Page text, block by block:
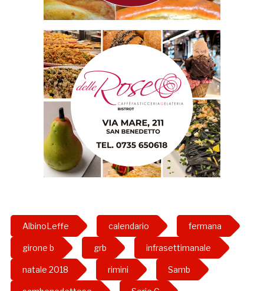
AlbinoLeffe calendario fermana
girone b grb infrasettimanale
natale 2018 rimini Samb